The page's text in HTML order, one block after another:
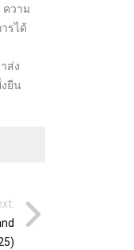
ความ
รได้
ส่ง
ยืน